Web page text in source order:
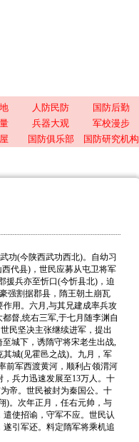
人防民防 国防后勤
兵器大观 军校漫步
国防俱乐部 国防研究机构
功(今陕西武功西北)。自幼习
代县)，世民应募从屯卫将军
援兵亦至忻口(今忻县北)，迫
强割据郡县，隋王朝土崩瓦
用。六月,与其兄建成率兵攻
督,统右三军,于七月随李渊自
民坚决主张继续进军，提出
城下，诱隋守将宋老生出战,
城(见霍邑之战)。九月，军
前军西渡黄河，顺利占领渭河
兵力迅速发展至13万人。十
帝。世民被封为秦国公。十
)。次年正月，任右元帅，与
使招谕，守军不应。世民认
引军还。料定隋军将乘机追